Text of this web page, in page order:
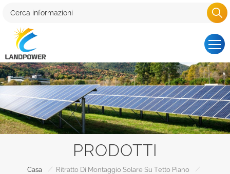
PRODOTTI
Casa / Ritratto Di Montaggio Solare Su Tetto Piano
/